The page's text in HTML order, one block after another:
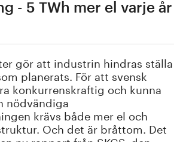
- 5 TWh mer el varje år
gör att industrin hindras ställa
planerats. För att svensk
konkurrenskraftig och kunna
nödvändiga
krävs både mer el och
Och det är bråttom. Det